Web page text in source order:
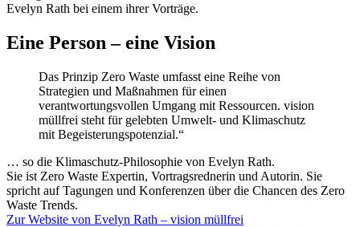
Evelyn Rath bei einem ihrer Vorträge.
Eine Person – eine Vision
Das Prinzip Zero Waste umfasst eine Reihe von
Strategien und Maßnahmen für einen
verantwortungsvollen Umgang mit Ressourcen. vision
müllfrei steht für gelebten Umwelt- und Klimaschutz
mit Begeisterungspotenzial.“
… so die Klimaschutz-Philosophie von Evelyn Rath.
Sie ist Zero Waste Expertin, Vortragsrednerin und Autorin. Sie
spricht auf Tagungen und Konferenzen über die Chancen des Zero
Waste Trends.
Zur Website von Evelyn Rath – vision müllfrei